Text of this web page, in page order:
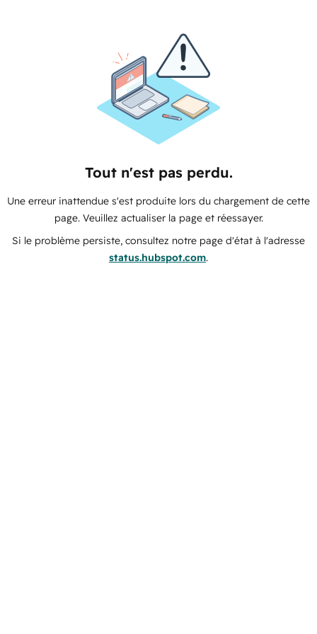
Tout n'est pas perdu.
Une erreur inattendue s'est produite lors du chargement de cette
page. Veuillez actualiser la page et réessayer.
Si le problème persiste, consultez notre page d'état à l'adresse
status.hubspot.com.